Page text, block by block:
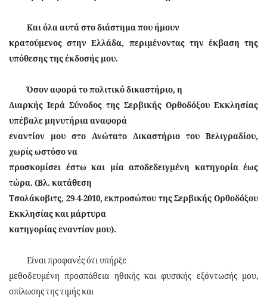
Και όλα αυτά στο διάστημα που ήμουν
κρατούμενος στην Ελλάδα, περιμένοντας την έκβαση της
υπόθεσης της έκδοσής μου.
Όσον αφορά το πολιτικό δικαστήριο, η
Διαρκής Ιερά Σύνοδος της Σερβικής Ορθοδόξου Εκκλησίας
υπέβαλε μηνυτήρια αναφορά
εναντίον μου στο Ανώτατο Δικαστήριο του Βελιγραδίου,
χωρίς ωστόσο να
προσκομίσει έστω και μία αποδεδειγμένη κατηγορία έως
τώρα. (Βλ. κατάθεση
Τσολάκοβιτς, 29-4-2010, εκπροσώπου της Σερβικής Ορθοδόξου
Εκκλησίας και μάρτυρα
κατηγορίας εναντίον μου).
Είναι προφανές ότι υπήρξε
μεθοδευμένη προσπάθεια ηθικής και φυσικής εξόντωσής μου,
σπίλωσης της τιμής και